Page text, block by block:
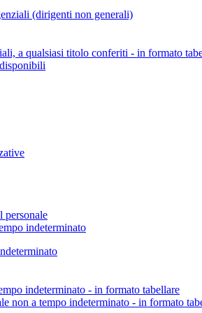
(dirigenti non generali)
a qualsiasi titolo conferiti - in formato
personale
indeterminato
indeterminato - in formato tabellare
non a tempo indeterminato - in formato